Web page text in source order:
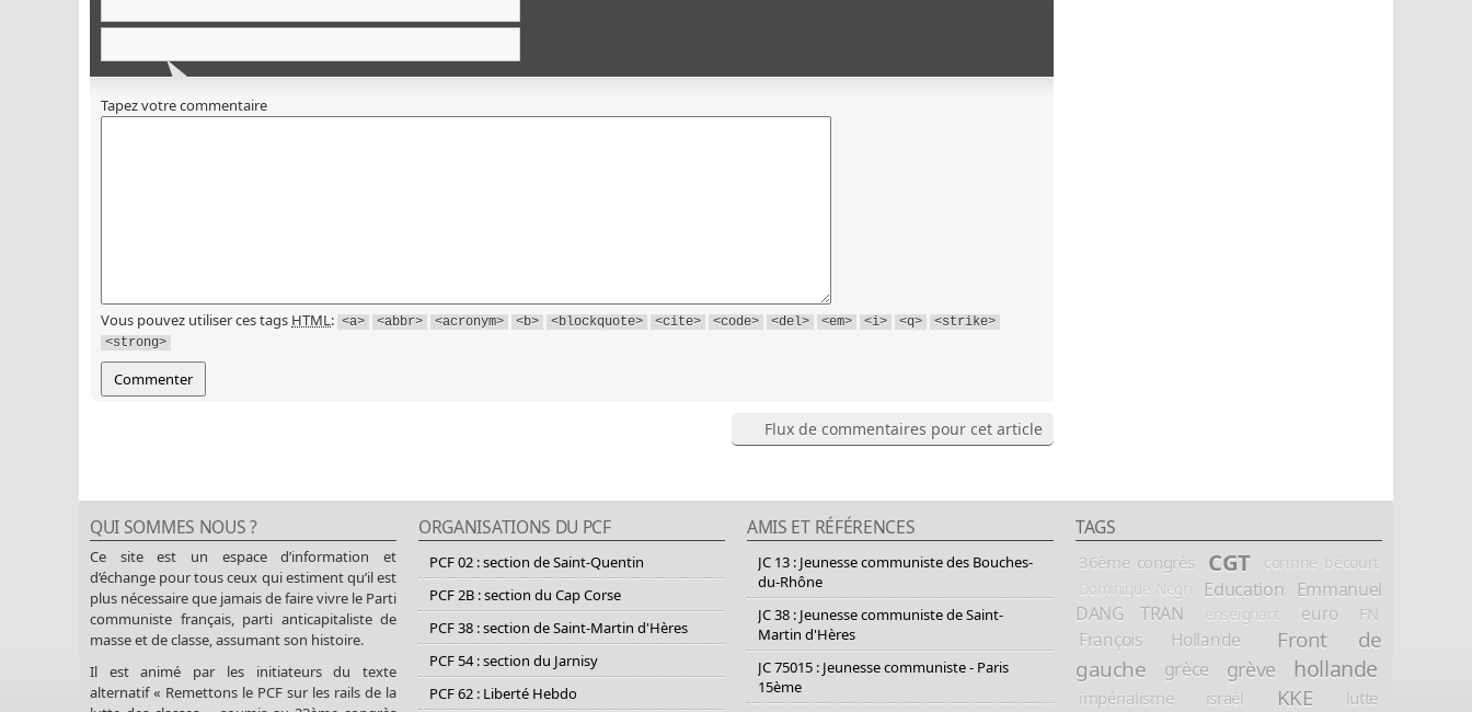
Tapez votre commentaire
Vous pouvez utiliser ces tags HTML : <a> <abbr> <acronym> <b> <blockquote> <cite> <code> <del> <em> <i> <q>
<strike>
<strong>
Flux de commentaires pour cet article
QUI SOMMES NOUS ?
Ce site est un espace d’information et
d’échange pour tous ceux qui estiment qu’il est
plus nécessaire que jamais de faire vivre le Parti
communiste français, parti anticapitaliste de
masse et de classe, assumant son histoire.
Il est animé par les initiateurs du texte
alternatif « Remettons le PCF sur les rails de la
ORGANISATIONS DU PCF
PCF 02 : section de Saint-Quentin
PCF 2B : section du Cap Corse
PCF 38 : section de Saint-Martin d'Hères
PCF 54 : section du Jarnisy
PCF 62 : Liberté Hebdo
AMIS ET RÉFÉRENCES
JC 13 : Jeunesse communiste des Bouches-
du-Rhône
JC 38 : Jeunesse communiste de Saint-
Martin d'Hères
JC 75015 : Jeunesse communiste - Paris
15ème
TAGS
36ème congrès CGT corinne bécourt
Dominique Negri Education
Emmanuel
DANG TRAN
enseignant euro FN
François Hollande
Front de
gauche
grèce grève hollande
impérialisme israël KKE lutte